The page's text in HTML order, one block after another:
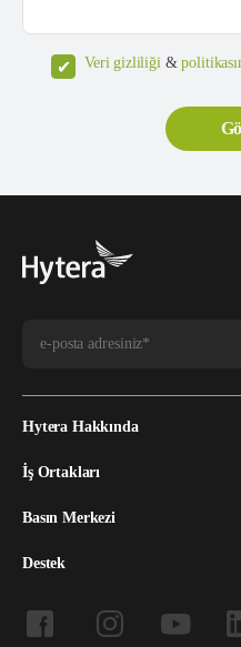
Veri gizliliği&
Hytera Hakkında
İş Ortakları
Basın Merkezi
Destek